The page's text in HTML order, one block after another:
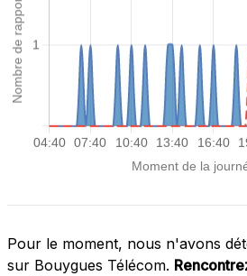
Pour le moment, nous n'avons
sur Bouygues Télécom.